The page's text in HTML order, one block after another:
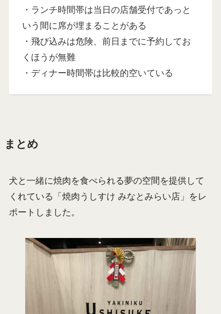
・ランチ時間帯は当日の店舗受付であっと
いう間に席が埋まることがある
・飛び込みは危険、前日までに予約してお
くほうが無難
・ディナー時間帯は比較的空いている
まとめ
犬と一緒に焼肉を食べられる夢の空間を提供して
くれている「焼肉うしすけ みなとみらい店」をレ
ポートしました。